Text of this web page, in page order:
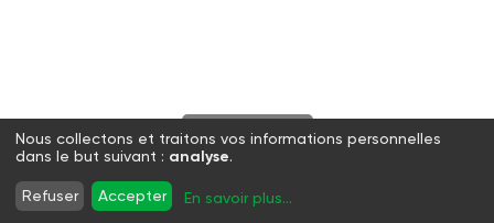
S'abonner
Twitter Facebook
WhatsApp
Nous collectons et traitons vos informations personnelles
dans le but suivant : analyse.
Refuser Accepter En savoir plus...